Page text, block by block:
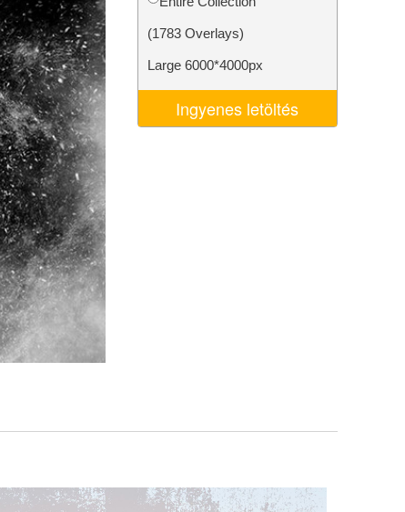
Video Editing Services
(1783 Overlays)
Large 6000*4000px
Ingyenes letöltés